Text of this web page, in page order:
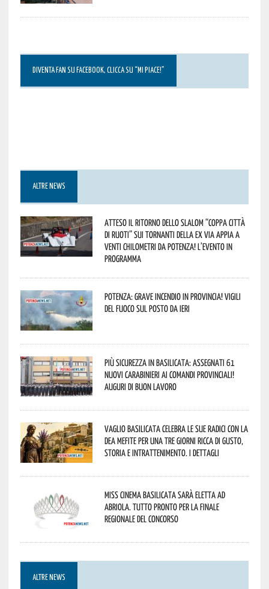
DIVENTA FAN SU FACEBOOK, CLICCA SU “MI PIACE!”
ALTRE NEWS
Atteso il ritorno dello slalom “Coppa Città
di Ruoti” sui tornanti della ex via Appia a
venti chilometri da Potenza! L’evento in
programma
Potenza: grave incendio in Provincia! Vigili
del fuoco sul posto da ieri
Più sicurezza in Basilicata: assegnati 61
nuovi Carabinieri ai Comandi provinciali!
Auguri di buon lavoro
Vaglio Basilicata celebra le sue radici con la
Dea Mefite per una tre giorni ricca di gusto,
storia e intrattenimento. I dettagli
Miss Cinema Basilicata sarà eletta ad
Abriola. Tutto pronto per la finale
regionale del concorso
ALTRE NEWS